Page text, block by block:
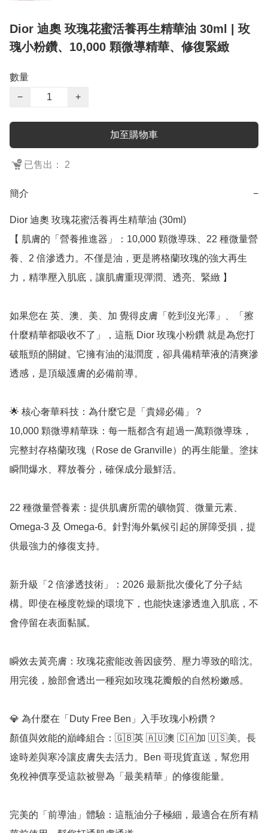
Dior 迪奧 玫瑰花蜜活養再生精華油 30ml | 玫
瑰小粉鑽、10,000 顆微導精華、修復緊緻
數量
−
+
加至購物車
已售出： 2
簡介 −
Dior 迪奧 玫瑰花蜜活養再生精華油 (30ml)
【 肌膚的「營養推進器」：10,000 顆微導珠、22 種微量營
養、2 倍滲透力。不僅是油，更是將格蘭玫瑰的強大再生
力，精準壓入肌底，讓肌膚重現彈潤、透亮、緊緻 】
如果您在 英、澳、美、加 覺得皮膚「乾到沒光澤」、「擦
什麼精華都吸收不了」，這瓶 Dior 玫瑰小粉鑽 就是為您打
破瓶頸的關鍵。它擁有油的滋潤度，卻具備精華液的清爽滲
透感，是頂級護膚的必備前導。
🌟 核心奢華科技：為什麼它是「貴婦必備」？
10,000 顆微導精華珠：每一瓶都含有超過一萬顆微導珠，
完整封存格蘭玫瑰（Rose de Granville）的再生能量。塗抹
瞬間爆水、釋放養分，確保成分最鮮活。
22 種微量營養素：提供肌膚所需的礦物質、微量元素、
Omega-3 及 Omega-6。針對海外氣候引起的屏障受損，提
供最強力的修復支持。
新升級「2 倍滲透技術」：2026 最新批次優化了分子結
構。即使在極度乾燥的環境下，也能快速滲透進入肌底，不
會停留在表面黏膩。
瞬效去黃亮膚：玫瑰花蜜能改善因疲勞、壓力導致的暗沈。
用完後，臉部會透出一種宛如玫瑰花瓣般的自然粉嫩感。
💎 為什麼在「Duty Free Ben」入手玫瑰小粉鑽？
顏值與效能的巔峰組合：🇬🇧英 🇦🇺澳 🇨🇦加 🇺🇸美。長
途時差與寒冷讓皮膚失去活力。Ben 哥現貨直送，幫您用
免稅神價享受這款被譽為「最美精華」的修復能量。
完美的「前導油」體驗：這瓶油分子極細，最適合在所有精